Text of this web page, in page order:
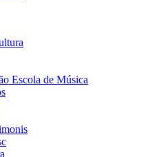
Escola de Música